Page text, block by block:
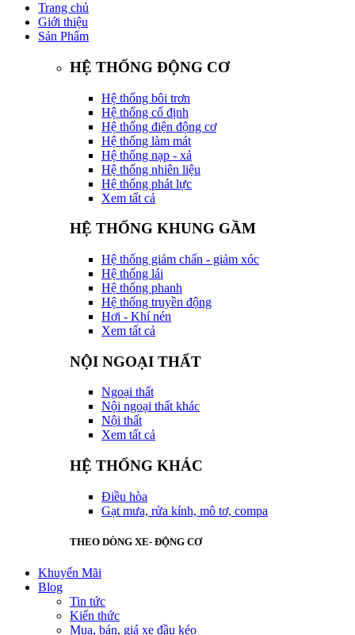
Trang chủ
Giới thiệu
Sản Phẩm
HỆ THỐNG ĐỘNG CƠ
Hệ thống bôi trơn
Hệ thống cố định
Hệ thống điện động cơ
Hệ thống làm mát
Hệ thống nạp - xả
Hệ thống nhiên liệu
Hệ thống phát lực
Xem tất cả
HỆ THỐNG KHUNG GẦM
Hệ thống giảm chấn - giảm xóc
Hệ thống lái
Hệ thống phanh
Hệ thống truyền động
Hơi - Khí nén
Xem tất cả
NỘI NGOẠI THẤT
Ngoại thất
Nội ngoại thất khác
Nội thất
Xem tất cả
HỆ THỐNG KHÁC
Điều hòa
Gạt mưa, rửa kính, mô tơ, compa
THEO DÒNG XE- ĐỘNG CƠ
Khuyến Mãi
Blog
Tin tức
Kiến thức
Mua, bán, giá xe đầu kéo